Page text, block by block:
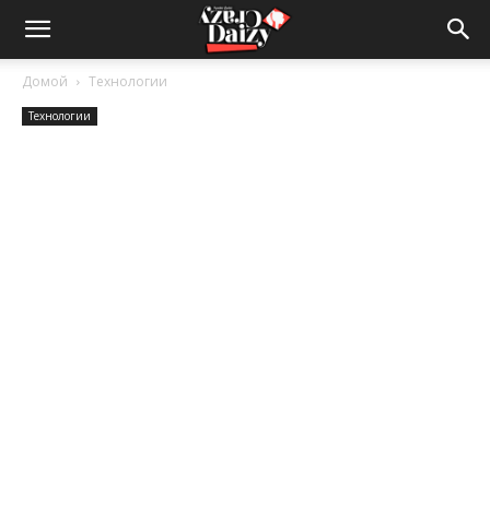
Crazy-
Daizy
Домой Технологии
Технологии